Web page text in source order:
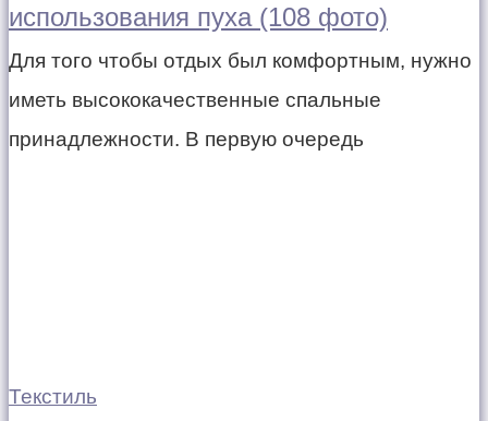
использования пуха (108 фото)
Для того чтобы отдых был комфортным, нужно
иметь высококачественные спальные
принадлежности. В первую очередь
Текстиль